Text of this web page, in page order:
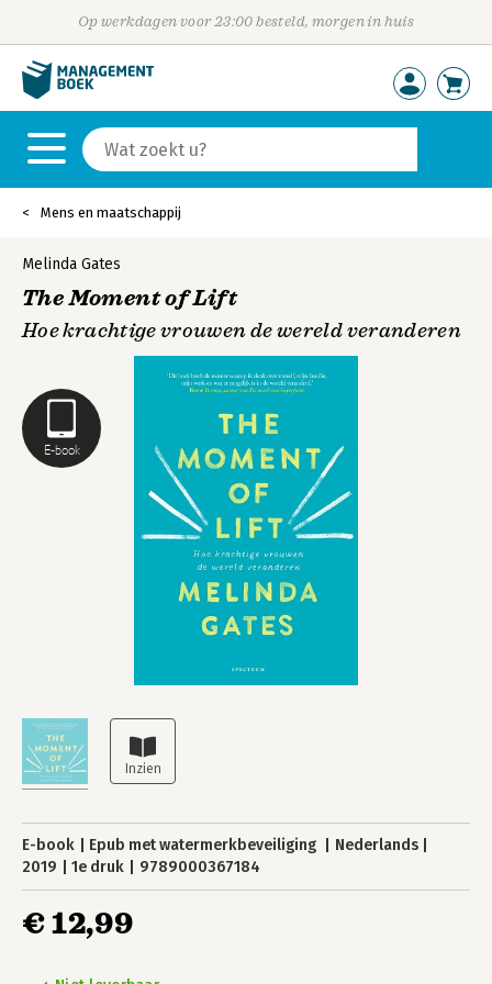
Op werkdagen voor 23:00 besteld, morgen in huis
Mens en maatschappij
E-book
Melinda Gates
The Moment of Lift
Hoe krachtige vrouwen de wereld veranderen
E-book Epub met watermerkbeveiliging
Nederlands
2019
1e druk 9789000367184
€ 12,99